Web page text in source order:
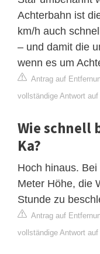
Achterbahn ist
km/h auch
– und damit die
wenn es um
Antrag auf
vollständige Antwort auf
Wie schnell
Ka?
Hoch hinaus.
Meter Höhe, die
Stunde zu
Antrag auf
vollständige Antwort